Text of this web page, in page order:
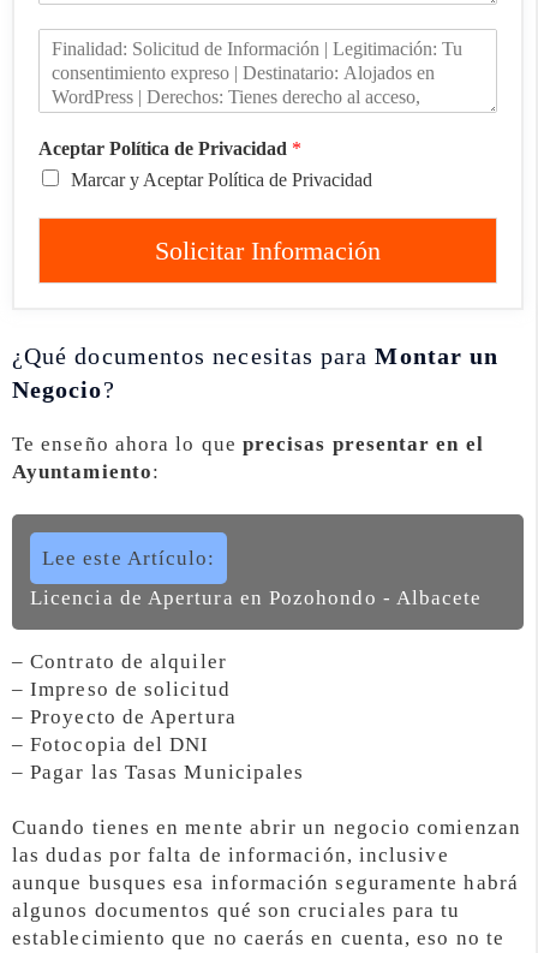
Aceptar Política de Privacidad *
Marcar y Aceptar Política de Privacidad
Solicitar Información
¿Qué documentos necesitas paraMontar un
Negocio?
Te enseño ahora lo que precisas presentar en el
Ayuntamiento:
Lee este Artículo:
Licencia de Apertura en Pozohondo - Albacete
– Contrato de alquiler
– Impreso de solicitud
– Proyecto de Apertura
– Fotocopia del DNI
– Pagar las Tasas Municipales
Cuando tienes en mente abrir un negocio comienzan
las dudas por falta de información, inclusive
aunque busques esa información seguramente habrá
algunos documentos qué son cruciales para tu
establecimiento que no caerás en cuenta, eso no te